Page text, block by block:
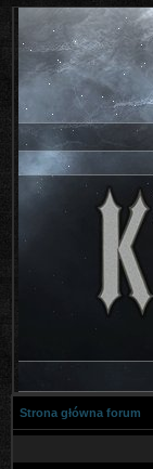
Strona główna forum